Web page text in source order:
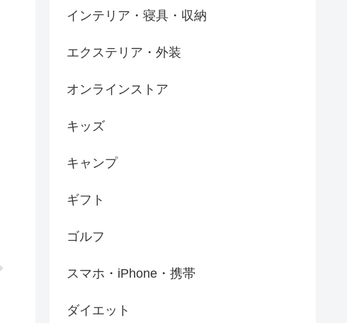
インテリア・寝具・収納
エクステリア・外装
オンラインストア
キッズ
キャンプ
ギフト
ゴルフ
スマホ・iPhone・携帯
ダイエット